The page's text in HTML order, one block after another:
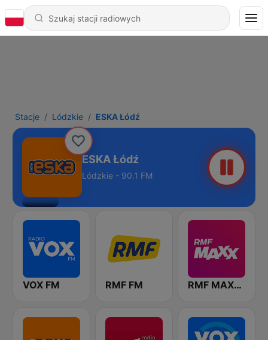
Stacje Lódzkie ESKA Łódź
ESKA Łódź
Lódzkie - 90.1 FM
VOX FM RMF FM RMF MAXXX